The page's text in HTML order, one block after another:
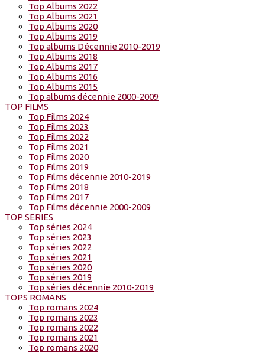
Top Albums 2022
Top Albums 2021
Top Albums 2020
Top Albums 2019
Top albums Décennie 2010-2019
Top Albums 2018
Top Albums 2017
Top Albums 2016
Top Albums 2015
Top albums décennie 2000-2009
TOP FILMS
Top Films 2024
Top Films 2023
Top Films 2022
Top Films 2021
Top Films 2020
Top Films 2019
Top Films décennie 2010-2019
Top Films 2018
Top Films 2017
Top Films décennie 2000-2009
TOP SERIES
Top séries 2024
Top séries 2023
Top séries 2022
Top séries 2021
Top séries 2020
Top séries 2019
Top séries décennie 2010-2019
TOPS ROMANS
Top romans 2024
Top romans 2023
Top romans 2022
Top romans 2021
Top romans 2020